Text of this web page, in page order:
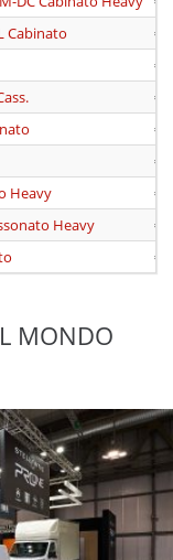
Cabinato
€
€
€
€
€
Heavy
€
Heavy
€
€
MONDO